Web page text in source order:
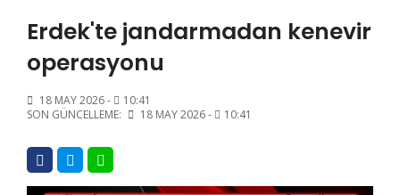
Erdek'te jandarmadan kenevir
operasyonu
18 MAY 2026 -
10:41
SON GÜNCELLEME:
18 MAY 2026 - 10:41